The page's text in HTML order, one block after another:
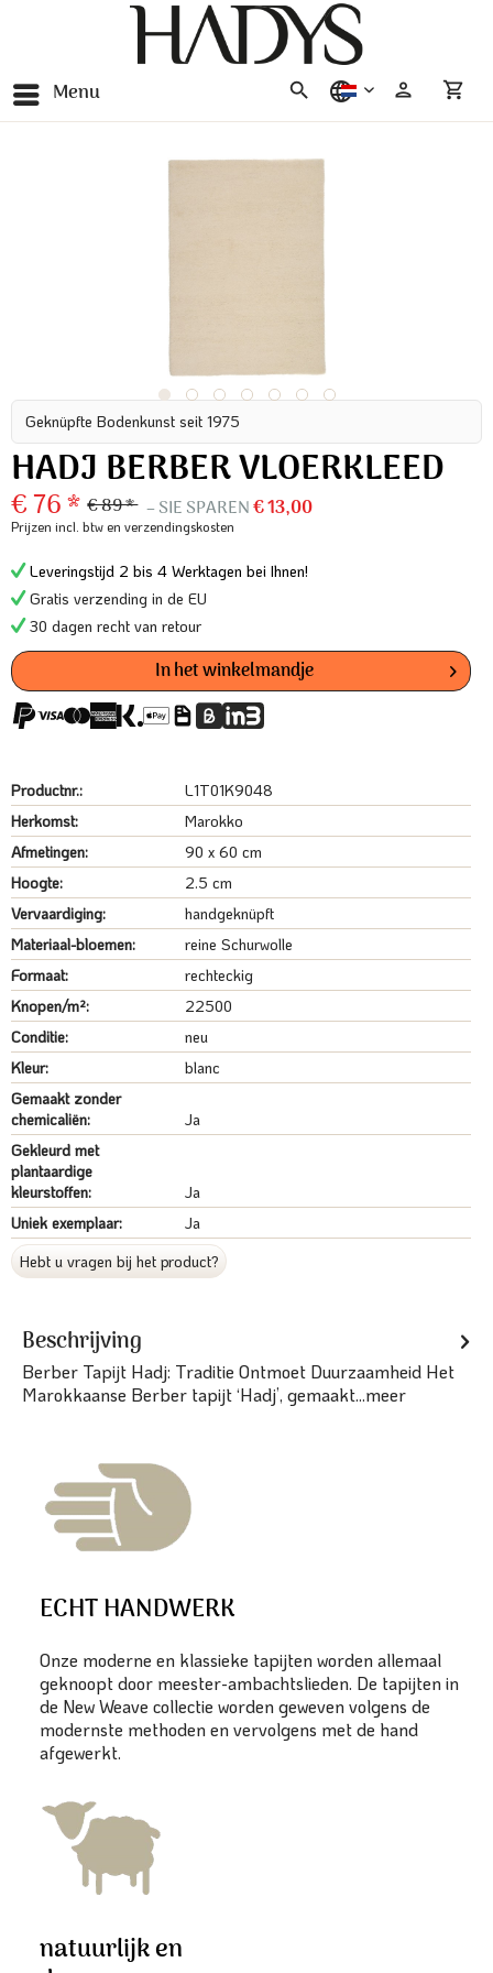
Menu nederlands
Geknüpfte Bodenkunst seit 1975
HADJ BERBER VLOERKLEED
€ 76 * € 89 * – SIE SPAREN€ 13,00
Prijzen incl. btwen verzendingskosten
Leveringstijd 2 bis 4 Werktagen bei Ihnen!
Gratis verzending in de EU
30 dagen recht van retour
In het winkelmandje
Productnr.:
L1T01K9048
Herkomst:
Marokko
Afmetingen:
90 x 60 cm
Hoogte:
2.5 cm
Vervaardiging:
handgeknüpft
Materiaal-bloemen:
reine Schurwolle
Formaat:
rechteckig
Knopen/m²:
22500
Conditie:
neu
Kleur:
blanc
Gemaakt zonder
chemicaliën:
Ja
Gekleurd met
plantaardige
kleurstoffen:
Ja
Uniek exemplaar:
Ja
Hebt u vragen bij het product?
Beschrijving
Berber Tapijt Hadj: Traditie Ontmoet Duurzaamheid Het
Marokkaanse Berber tapijt ‘Hadj’, gemaakt...meer
ECHT HANDWERK
Onze moderne en klassieke tapijten worden allemaal
geknoopt door meester-ambachtslieden. De tapijten in
de New Weave collectie worden geweven volgens de
modernste methoden en vervolgens met de hand
afgewerkt.
natuurlijk en